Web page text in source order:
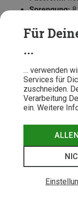
Für
...
… verwenden
Services für
zuschneiden.
Verarbeitung
ein. Weitere
Sprengung:
Die besten
Bei
Vordergrund.
und mit
zu steigern. Sie
für das tägliche
im Training bei
Wettkampftempo
solltest Du Dich